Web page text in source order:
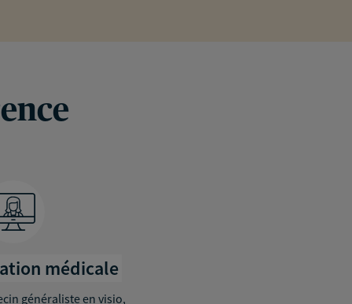
médicale
généraliste en visio,